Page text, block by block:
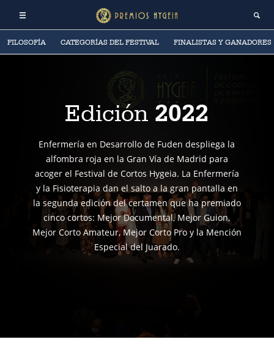
FILOSOFÍA CATEGORÍAS DEL FESTIVAL FINALISTAS Y GANADORES
Edición 2022
Enfermería en Desarrollo de Fuden despliega la
alfombra roja en la Gran Vía de Madrid para
acoger el Festival de Cortos Hygeia. La Enfermería
y la Fisioterapia dan el salto a la gran pantalla en
la segunda edición del certamen que ha premiado
cinco cortos: Mejor Documental, Mejor Guion,
Mejor Corto Amateur, Mejor Corto Pro y la Mención
Especial del Juarado.